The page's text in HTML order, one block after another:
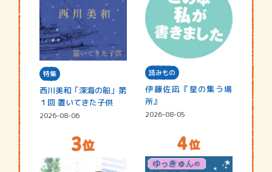
特集
西川美和「深海の船」第
１回 置いてきた子供
2026-08-06
読みもの
伊藤佐凪『星の集う場
所』
2026-08-05